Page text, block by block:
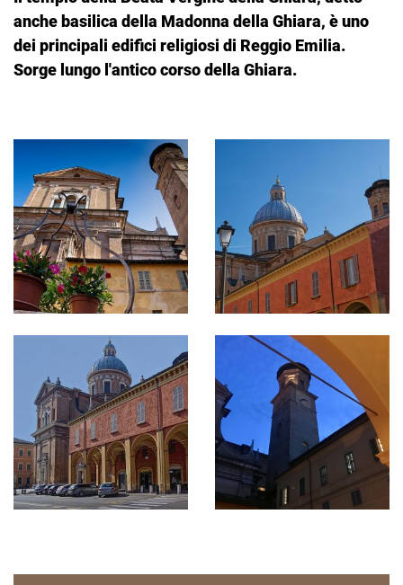
anche basilica della Madonna della Ghiara, è uno
dei principali edifici religiosi di Reggio Emilia.
Sorge lungo l'antico corso della Ghiara.